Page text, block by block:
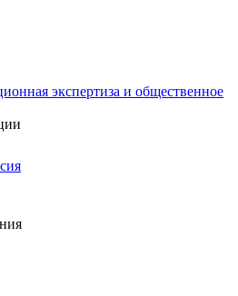
экспертиза и общественное